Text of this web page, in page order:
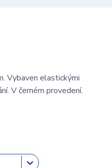
Vybaven elastickými
V černém provedení.